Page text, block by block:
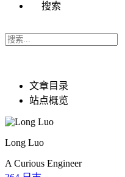
搜索
文章目录
站点概览
Long Luo
A Curious Engineer